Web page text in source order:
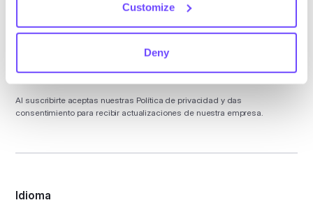
Customize
Deny
Al suscribirte aceptas nuestras Política de privacidad y das
consentimiento para recibir actualizaciones de nuestra empresa.
Idioma